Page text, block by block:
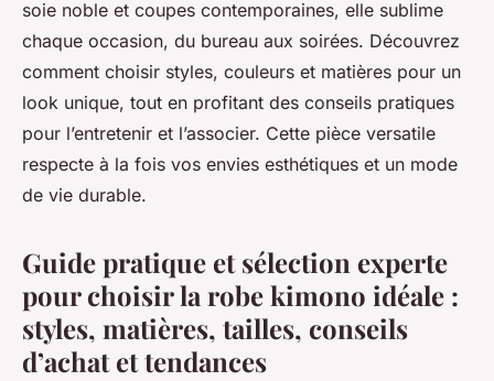
soie noble et coupes contemporaines, elle sublime
chaque occasion, du bureau aux soirées. Découvrez
comment choisir styles, couleurs et matières pour un
look unique, tout en profitant des conseils pratiques
pour l’entretenir et l’associer. Cette pièce versatile
respecte à la fois vos envies esthétiques et un mode
de vie durable.
Guide pratique et sélection experte
pour choisir la robe kimono idéale :
styles, matières, tailles, conseils
d’achat et tendances